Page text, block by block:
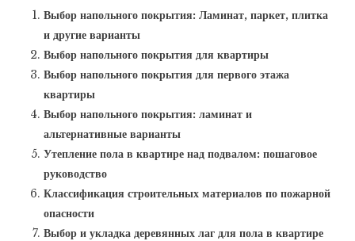
Выбор напольного покрытия: Ламинат, паркет, плитка
и другие варианты
Выбор напольного покрытия для квартиры
Выбор напольного покрытия для первого этажа
квартиры
Выбор напольного покрытия: ламинат и
альтернативные варианты
Утепление пола в квартире над подвалом: пошаговое
руководство
Классификация строительных материалов по пожарной
опасности
Выбор и укладка деревянных лаг для пола в квартире